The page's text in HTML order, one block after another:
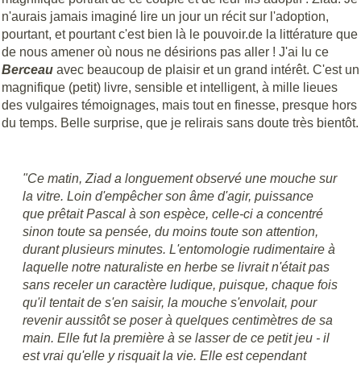
n'aurais jamais imaginé lire un jour un récit sur l'adoption,
pourtant, et pourtant c'est bien là le pouvoir.de la littérature que
de nous amener où nous ne désirions pas aller ! J'ai lu ce
Berceau avec beaucoup de plaisir et un grand intérêt. C'est un
magnifique (petit) livre, sensible et intelligent, à mille lieues
des vulgaires témoignages, mais tout en finesse, presque hors
du temps. Belle surprise, que je relirais sans doute très bientôt.
"Ce matin, Ziad a longuement observé une mouche sur
la vitre. Loin d'empêcher son âme d'agir, puissance
que prêtait Pascal à son espèce, celle-ci a concentré
sinon toute sa pensée, du moins toute son attention,
durant plusieurs minutes. L'entomologie rudimentaire à
laquelle notre naturaliste en herbe se livrait n'était pas
sans receler un caractère ludique, puisque, chaque fois
qu'il tentait de s'en saisir, la mouche s'envolait, pour
revenir aussitôt se poser à quelques centimètres de sa
main. Elle fut la première à se lasser de ce petit jeu - il
est vrai qu'elle y risquait la vie. Elle est cependant